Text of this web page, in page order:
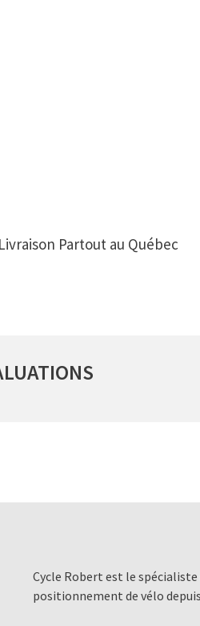
Livraison Partout au Québec
Cycle Robert est le spécialiste
positionnement de vélo